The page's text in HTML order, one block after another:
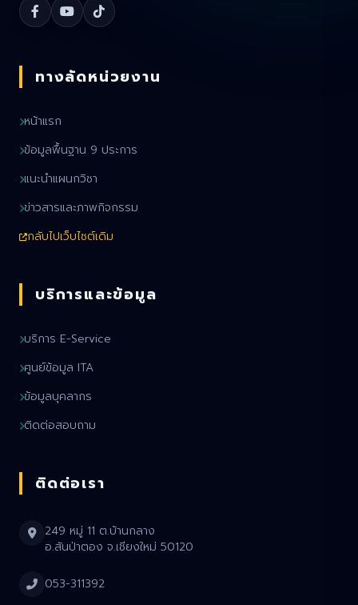
ทางลัดหน่วยงาน
หน้าแรก
ข้อมูลพื้นฐาน 9 ประการ
แนะนำแผนกวิชา
ข่าวสารและภาพกิจกรรม
กลับไปเว็บไซต์เดิม
บริการและข้อมูล
บริการ E-Service
ศูนย์ข้อมูล ITA
ข้อมูลบุคลากร
ติดต่อสอบถาม
ติดต่อเรา
249 หมู่ 11 ต.บ้านกลาง
อ.สันป่าตอง จ.เชียงใหม่ 50120
053-311392